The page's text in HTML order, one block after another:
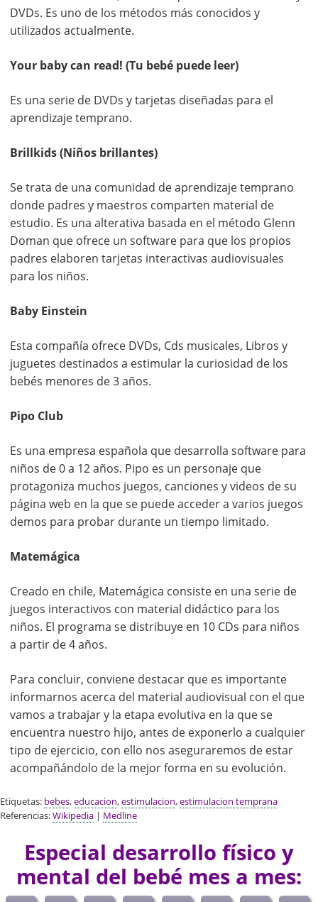
DVDs. Es uno de los métodos más conocidos y
utilizados actualmente.
Your baby can read! (Tu bebé puede leer)
Es una serie de DVDs y tarjetas diseñadas para el
aprendizaje temprano.
Brillkids (Niños brillantes)
Se trata de una comunidad de aprendizaje temprano
donde padres y maestros comparten material de
estudio. Es una alterativa basada en el método Glenn
Doman que ofrece un software para que los propios
padres elaboren tarjetas interactivas audiovisuales
para los niños.
Baby Einstein
Esta compañía ofrece DVDs, Cds musicales, Libros y
juguetes destinados a estimular la curiosidad de los
bebés menores de 3 años.
Pipo Club
Es una empresa española que desarrolla software para
niños de 0 a 12 años. Pipo es un personaje que
protagoniza muchos juegos, canciones y videos de su
página web en la que se puede acceder a varios juegos
demos para probar durante un tiempo limitado.
Matemágica
Creado en chile, Matemágica consiste en una serie de
juegos interactivos con material didáctico para los
niños. El programa se distribuye en 10 CDs para niños
a partir de 4 años.
Para concluir, conviene destacar que es importante
informarnos acerca del material audiovisual con el que
vamos a trabajar y la etapa evolutiva en la que se
encuentra nuestro hijo, antes de exponerlo a cualquier
tipo de ejercicio, con ello nos aseguraremos de estar
acompañándolo de la mejor forma en su evolución.
Etiquetas: bebes,educacion,estimulacion,estimulacion temprana
Referencias:Wikipedia | Medline
Especial desarrollo físico y
mental del bebé mes a mes: